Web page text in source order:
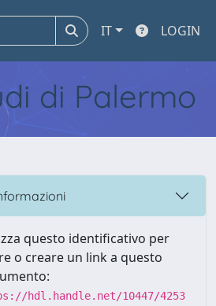
IT LOGIN
di Palermo
questo identificativo per
o creare un link a questo
hdl.handle.net/10447/4253